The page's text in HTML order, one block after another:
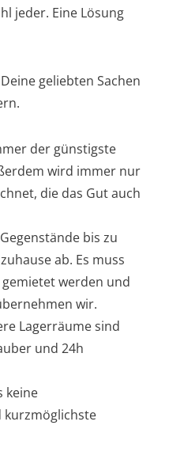
jeder. Eine Lösung
geliebten Sachen
der günstigste
wird immer nur
die das Gut auch
bis zu
ab. Es muss
werden und
wir.
Lagerräume sind
und 24h
keine
kurzmöglichste